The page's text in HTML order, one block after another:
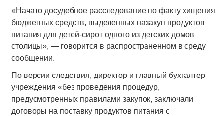
«Начато досудебное расследование по факту хищения
бюджетных средств, выделенных назакуп продуктов
питания для детей-сирот одного из детских домов
столицы», — говорится в распространенном в среду
сообщении.
По версии следствия, директор и главный бухгалтер
учреждения «без проведения процедур,
предусмотренных правилами закупок, заключали
договоры на поставку продуктов питания с